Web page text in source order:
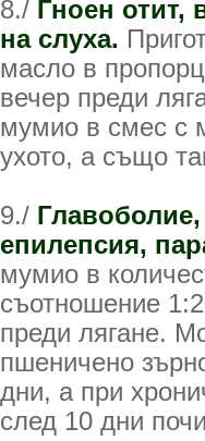
8./ Гноен отит,
на слуха.
масло в
вечер преди
мумио в смес с
ухото, а също
9./
епилепсия,
мумио в
съотношение
преди лягане.
пшеничено
дни, а при
след 10 дни